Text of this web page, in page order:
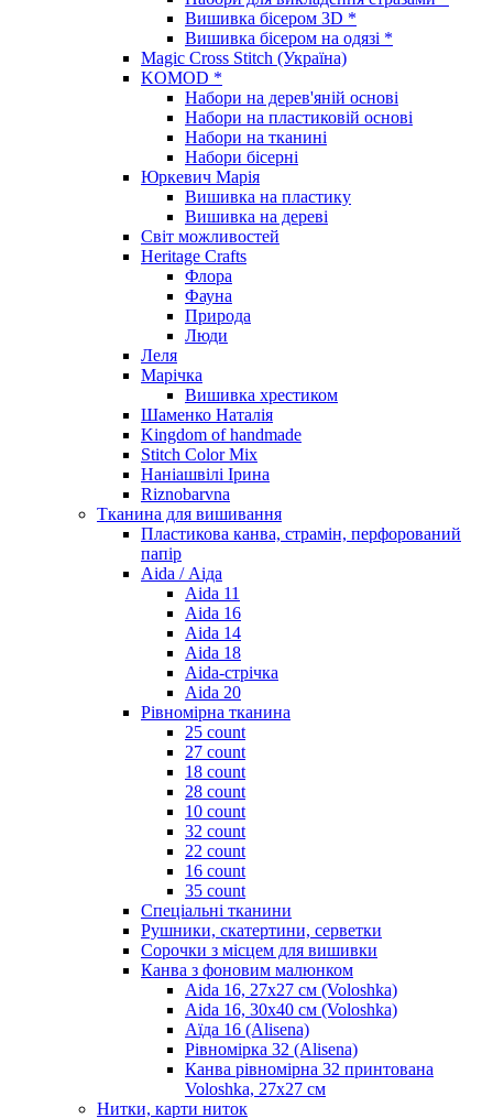
Вишивка бісером 3D *
Вишивка бісером на одязі *
Magic Cross Stitch (Україна)
KOMOD *
Набори на дерев'яній основі
Набори на пластиковій основі
Набори на тканині
Набори бісерні
Юркевич Марія
Вишивка на пластику
Вишивка на дереві
Світ можливостей
Heritage Crafts
Флора
Фауна
Природа
Люди
Леля
Марічка
Вишивка хрестиком
Шаменко Наталія
Kingdom of handmade
Stitch Color Mix
Наніашвілі Ірина
Riznobarvna
Тканина для вишивання
Пластикова канва, страмін, перфорований
папір
Aida / Аіда
Aida 11
Aida 16
Aida 14
Aida 18
Aida-стрічка
Aida 20
Рівномірна тканина
25 count
27 count
18 count
28 count
10 count
32 count
22 count
16 count
35 count
Спеціальні тканини
Рушники, скатертини, серветки
Сорочки з місцем для вишивки
Канва з фоновим малюнком
Aida 16, 27х27 см (Voloshka)
Aida 16, 30х40 см (Voloshka)
Аїда 16 (Alisena)
Рівномірка 32 (Alisena)
Канва рівномірна 32 принтована
Voloshka, 27х27 см
Нитки, карти ниток